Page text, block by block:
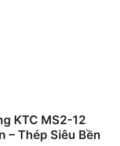
KTC MS2-12
– Thép Siêu Bền